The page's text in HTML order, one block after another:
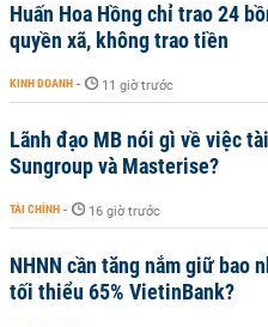
Huấn Hoa Hồng chỉ trao 24
quyền xã, không trao tiền
KINH DOANH - 11 giờ trước
Lãnh đạo MB nói gì về việc
Sungroup và Masterise?
TÀI CHÍNH - 16 giờ trước
NHNN cần tăng nắm giữ bao
tối thiểu 65% VietinBank?